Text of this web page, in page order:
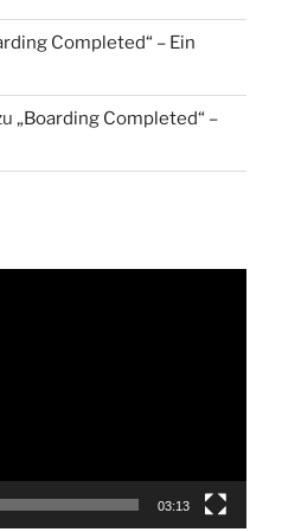
Completed“ – Ein
„Boarding Completed“ –
03:13